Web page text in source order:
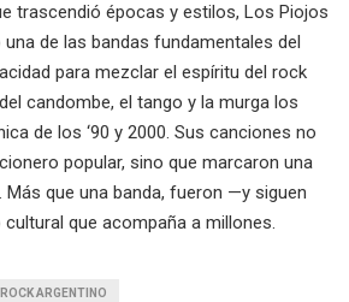
trascendió épocas y estilos, Los Piojos
de las bandas fundamentales del
para mezclar el espíritu del rock
candombe, el tango y la murga los
de los ‘90 y 2000. Sus canciones no
popular, sino que marcaron una
Más que una banda, fueron —y siguen
que acompaña a millones.
ROCK ARGENTINO